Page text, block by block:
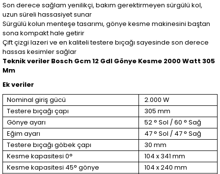
Son derece sağlam yenilikçi, bakım gerektirmeyen sürgülü kol,
uzun süreli hassasiyet sunar
Sürgülü kolun menteşe tasarımı, gönye kesme makinesini baştan
sona kompakt hale getirir
Çift çizgi lazeri ve en kaliteli testere bıçağı sayesinde son derece
hassas kesimler sağlar
Teknik veriler Bosch Gcm 12 Gdl Gönye Kesme 2000 Watt 305
Mm
Ek veriler
Nominal giriş gücü
2.000 W
Testere bıçağı çapı
305 mm
Gönye ayarı
52 ° Sol / 60 ° Sağ
Eğim ayarı
47 ° Sol / 47 ° Sağ
Testere bıçağı göbek çapı
30 mm
Kesme kapasitesi 0°
104 x 341 mm
Kesme kapasitesi 45° gönye
104 x 240 mm